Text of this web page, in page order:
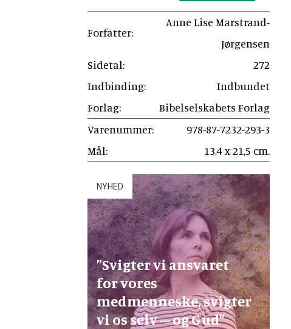
Forfatter:
Anne Lise Marstrand-
Jørgensen
Sidetal:
272
Indbinding:
Indbundet
Forlag:
Bibelselskabets Forlag
Varenummer:
978-87-7232-293-3
Mål:
13,4 x 21,5 cm.
NYHED
”Svigter vi ansvaret
for vores
medmenneske, svigter
vi os selv – og Gud”